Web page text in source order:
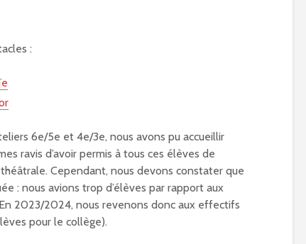
:
6e/5e et 4e/3e, nous avons pu accueillir
ravis d’avoir permis à tous ces élèves de
Cependant, nous devons constater que
: nous avions trop d’élèves par rapport aux
2023/2024, nous revenons donc aux effectifs
pour le collège).